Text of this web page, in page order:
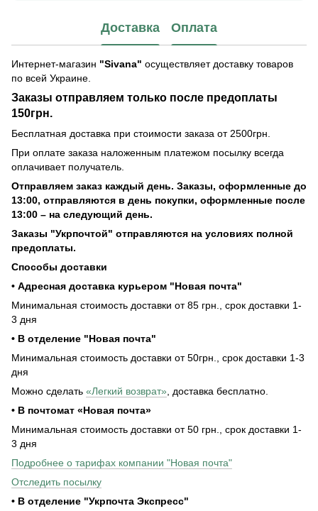
Доставка Оплата
Интернет-магазин "Sivana" осуществляет доставку товаров
по всей Украине.
Заказы отправляем только после предоплаты
150грн.
Бесплатная доставка при стоимости заказа от 2500грн.
При оплате заказа наложенным платежом посылку всегда
оплачивает получатель.
Отправляем заказ каждый день. Заказы, оформленные до
13:00, отправляются в день покупки, оформленные после
13:00 – на следующий день.
Заказы "Укрпочтой" отправляются на условиях полной
предоплаты.
Способы доставки
• Адресная доставка курьером "Новая почта"
Минимальная стоимость доставки от 85 грн., срок доставки 1-
3 дня
• В отделение "Новая почта"
Минимальная стоимость доставки от 50грн., срок доставки 1-3
дня
Можно сделать «Легкий возврат» , доставка бесплатно.
• В почтомат «Новая почта»
Минимальная стоимость доставки от 50 грн., срок доставки 1-
3 дня
Подробнее о тарифах компании "Новая почта"
Отследить посылку
• В отделение "Укрпочта Экспресс"